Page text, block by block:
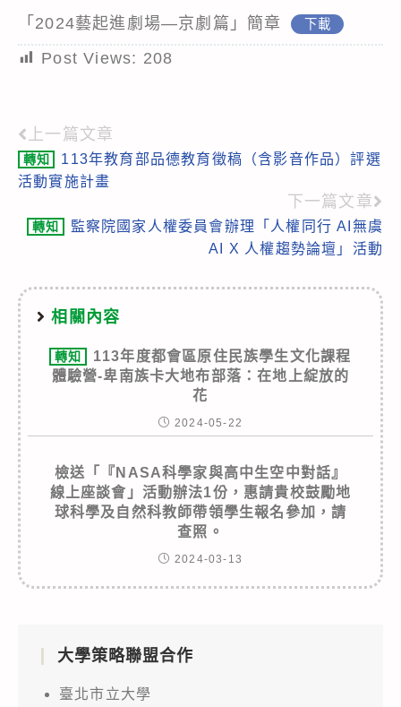
「2024藝起進劇場—京劇篇」簡章 下載
Post Views: 208
Read
more
上一篇文章
轉知
113年教育部品德教育徵稿（含影音作品）評選
活動實施計畫
下一篇文章
轉知
監察院國家人權委員會辦理「人權同行 AI無虞
AI X 人權趨勢論壇」活動
相關內容
轉知
113年度都會區原住民族學生文化課程
體驗營-卑南族卡大地布部落：在地上綻放的
花
2024-05-22
檢送「『NASA科學家與高中生空中對話』
線上座談會」活動辦法1份，惠請貴校鼓勵地
球科學及自然科教師帶領學生報名參加，請
查照。
2024-03-13
大學策略聯盟合作
臺北市立大學